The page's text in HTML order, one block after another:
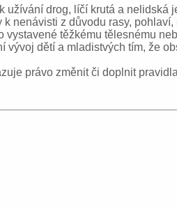
užívání drog, líčí krutá a nelidská
nenávisti z důvodu rasy,
těžkému tělesnému
dětí a mladistvých tím, že
právo změnit či doplnit